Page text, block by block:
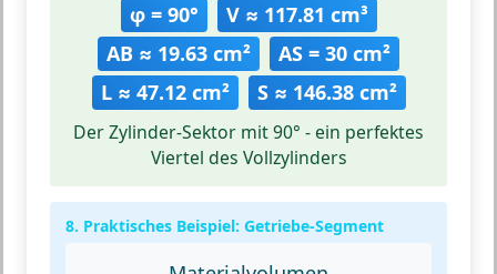
φ = 90°
V ≈ 117.81 cm³
AB ≈ 19.63 cm²
AS = 30 cm²
L ≈ 47.12 cm²
S ≈ 146.38 cm²
Der Zylinder-Sektor mit 90° - ein perfektes
Viertel des Vollzylinders
8. Praktisches Beispiel: Getriebe-Segment